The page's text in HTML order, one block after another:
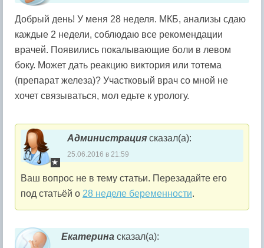
Добрый день! У меня 28 неделя. МКБ, анализы сдаю
каждые 2 недели, соблюдаю все рекомендации
врачей. Появились покалывающие боли в левом
боку. Может дать реакцию виктория или тотема
(препарат железа)? Участковый врач со мной не
хочет связываться, мол едьте к урологу.
Администрация сказал(а):
25.06.2016 в 21:59
Ваш вопрос не в тему статьи. Перезадайте его
под статьёй о 28 неделе беременности.
Екатерина сказал(а):